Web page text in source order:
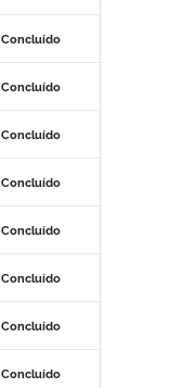
Concluído
Concluído
Concluído
Concluído
Concluído
Concluído
Concluído
Concluído